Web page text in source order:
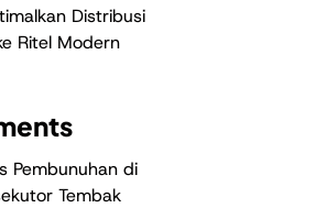
Distribusi
Ritel Modern
Pembunuhan di
Tembak